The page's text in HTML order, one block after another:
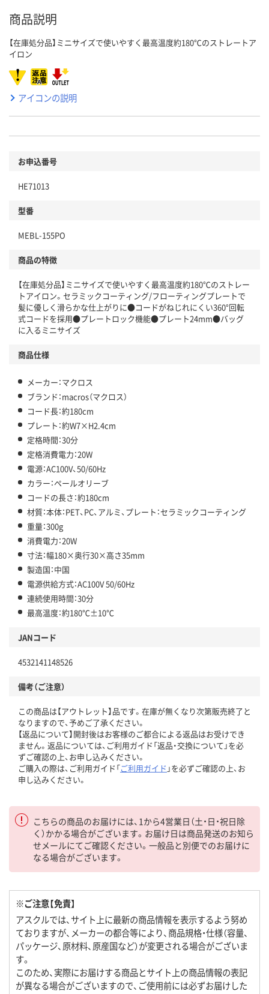
商品説明
【在庫処分品】ミニサイズで使いやすく最高温度約180℃のストレートア
イロン
アイコンの説明
お申込番号
HE71013
型番
MEBL-155PO
商品の特徴
【在庫処分品】ミニサイズで使いやすく最高温度約180℃のストレー
トアイロン。セラミックコーティング/フローティングプレートで
髪に優しく滑らかな仕上がりに●コードがねじれにくい360°回転
式コードを採用●プレートロック機能●プレート24mm●バッグ
に入るミニサイズ
商品仕様
メーカー：マクロス
ブランド：macros（マクロス）
コード長：約180cm
プレート：約W7×H2.4cm
定格時間：30分
定格消費電力：20W
電源：AC100V、50/60Hz
カラー：ペールオリーブ
コードの長さ：約180cm
材質：本体：PET、PC、アルミ、プレート：セラミックコーティング
重量：300g
消費電力：20W
寸法：幅180×奥行30×高さ35mm
製造国：中国
電源供給方式：AC100V 50/60Hz
連続使用時間：30分
最高温度：約180℃±10℃
JANコード
4532141148526
備考（ご注意）
この商品は【アウトレット】品です。在庫が無くなり次第販売終了と
なりますので、予めご了承ください。
【返品について】開封後はお客様のご都合による返品はお受けでき
ません。返品については、ご利用ガイド「返品・交換について」を必
ずご確認の上、お申し込みください。
ご購入の際は、ご利用ガイド「ご利用ガイド 」を必ずご確認の上、お
申し込みください。
こちらの商品のお届けには、1から4営業日（土・日・祝日除
く）かかる場合がございます。お届け日は商品発送のお知ら
せメールにてご確認ください。一般品と別便でのお届けに
なる場合がございます。
※ご注意【免責】
アスクルでは、サイト上に最新の商品情報を表示するよう努め
ておりますが、メーカーの都合等により、商品規格・仕様（容量、
パッケージ、原材料、原産国など）が変更される場合がございま
す。
このため、実際にお届けする商品とサイト上の商品情報の表記
が異なる場合がございますので、ご使用前には必ずお届けした